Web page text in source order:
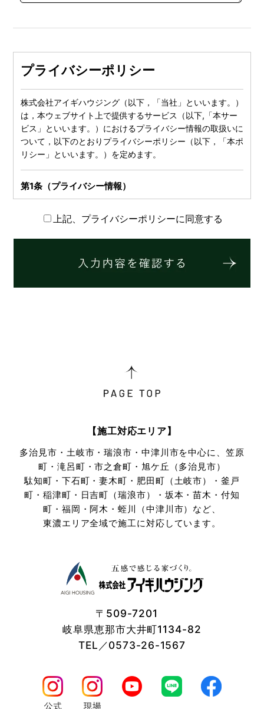
プライバシーポリシー
株式会社アイギハウジング（以下，「当社」といいます。）
は，本ウェブサイト上で提供するサービス（以下,「本サー
ビス」といいます。）におけるプライバシー情報の取扱いに
ついて，以下のとおりプライバシーポリシー（以下，「本ポ
リシー」といいます。）を定めます。
第1条（プライバシー情報）
プライバシー情報のうち「個人情報」とは，個人情報保護法
にいう「個人情報」を指すものとし，生存する個人に関する
情報であって，当該情報に含まれる氏名，生年月日，住所，
きる情報を指します。
第２条（プライバシー情報の収集方法）
所，電話番号，メールアドレス，銀行口座番号，クレジット
とがあります。また，ユーザーと提携先などとの間でなされ
たユーザーの個人情報を含む取引記録や，決済に関する情報
を当社の提携先（情報提供元，広告主，広告配信先などを含
みます。以下，｢提携先｣といいます。）などから収集するこ
とがあります。
当社は，ユーザーについて，利用したサービスやソフトウエ
の各種設定情報なども含みます），IPアドレス，クッキー情
報，位置情報，端末の個体識別情報などの履歴情報および特
性情報を，ユーザーが当社や提携先のサービスを利用しまた
はページを閲覧する際に収集します。
第３条（個人情報を収集・利用する目的）
（1）ユーザーに自分の登録情報の閲覧や修正，利用状況の
上記、プライバシーポリシーに同意する
【施工対応エリア】
多治見市・土岐市・瑞浪市・中津川市を中心に、笠原
町・滝呂町・市之倉町・旭ケ丘（多治見市）
駄知町・下石町・妻木町・肥田町（土岐市）・釜戸
町・稲津町・日吉町（瑞浪市）・坂本・苗木・付知
町・ 福岡・阿木・蛭川（中津川市）など、
東濃エリア全域で施工に対応しています。
〒509-7201
岐阜県恵那市大井町1134-82
TEL／0573-26-1567